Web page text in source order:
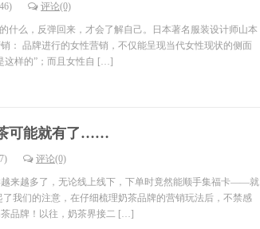
评论(0)
什么，反弹回来，才会了解自己。日本著名服装设计师山本
： 品牌进行的女性营销，不仅能呈现当代女性现状的侧面
样的”；而且女性自 […]
可能就有了……
评论(0)
来越多了，无论线上线下，下单时竟然能顺手集福卡——就
我们的注意，在仔细梳理奶茶品牌的营销玩法后，不禁感
品牌！以往，奶茶界接二 […]